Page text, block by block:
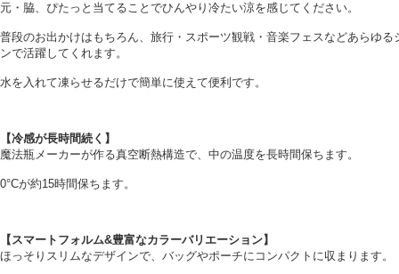
元・脇、ぴたっと当てることでひんやり冷たい涼を感じてください。
普段のお出かけはもちろん、旅行・スポーツ観戦・音楽フェスなどあらゆる
ンで活躍してくれます。
水を入れて凍らせるだけで簡単に使えて便利です。
【冷感が長時間続く】
魔法瓶メーカーが作る真空断熱構造で、中の温度を長時間保ちます。
0°Cが約15時間保ちます。
【スマートフォルム&豊富なカラーバリエーション】
ほっそりスリムなデザインで、バッグやポーチにコンパクトに収まります。